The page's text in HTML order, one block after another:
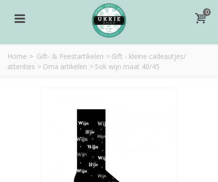
0
Home > Gift- & Feestartikelen > Gift - kleine cadeautjes/
attenties > Oma artikelen > Sok wijn maat 40/45